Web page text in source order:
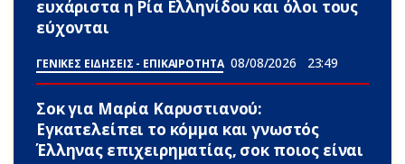
ευxάριστα η Ρία Ελληνίδου και όλοι τους
εύχονται
ΓΕΝΙΚΕΣ ΕΙΔΗΣΕΙΣ - ΕΠΙΚΑΙΡΟΤΗΤΑ 08/08/2026 23:49
Σoκ για Μαρία Καρυστιανού:
Εγκατελείπει το κόμμα και γνωστός
Έλληνας επιχειρηματίας, σoκ ποιος είναι